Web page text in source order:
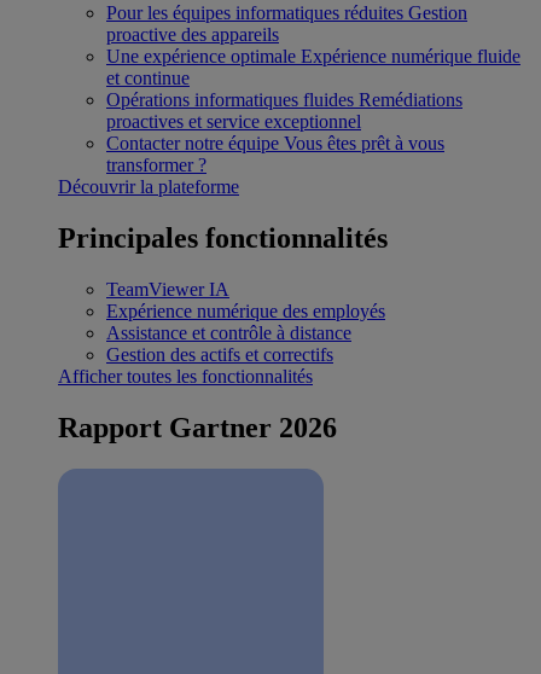
Pour les équipes informatiques réduites Gestion
proactive des appareils
Une expérience optimale Expérience numérique fluide
et continue
Opérations informatiques fluides Remédiations
proactives et service exceptionnel
Contacter notre équipe Vous êtes prêt à vous
transformer ?
Découvrir la plateforme
Principales fonctionnalités
TeamViewer IA
Expérience numérique des employés
Assistance et contrôle à distance
Gestion des actifs et correctifs
Afficher toutes les fonctionnalités
Rapport Gartner 2026